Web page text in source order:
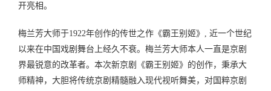
开亮相。
梅兰芳大师于1922年创作的传世之作《霸王别姬》, 近一个世纪
以来在中国戏剧舞台上经久不衰。梅兰芳大师本人一直是京剧
界最锐意的改革者。本次新京剧《霸王别姬》的创作，秉承大
师精神，大胆将传统京剧精髓融入现代视听舞美，对国粹京剧